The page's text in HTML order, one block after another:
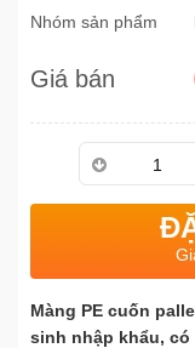
Nhóm sản phẩm
Giá bán
Màng PE cuốn
sinh nhập khẩu,